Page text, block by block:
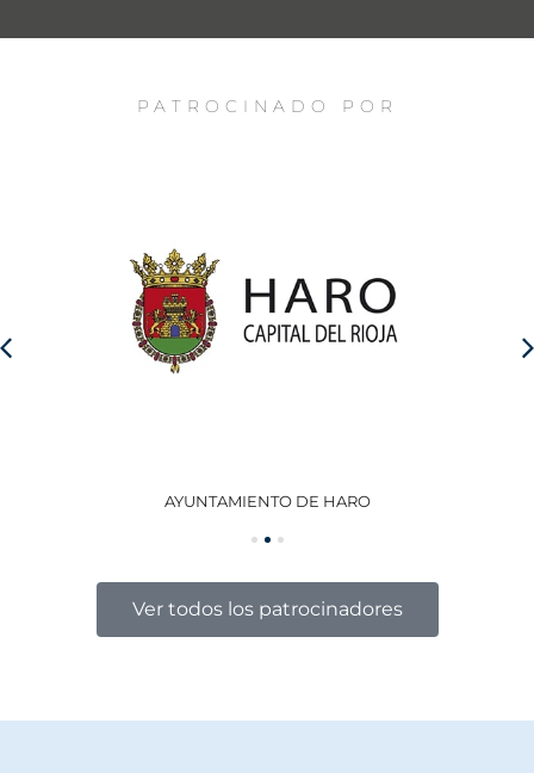
PATROCINADO POR
AYUNTAMIENTO DE HARO
Ver todos los patrocinadores